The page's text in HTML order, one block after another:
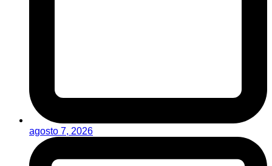
agosto 7, 2026